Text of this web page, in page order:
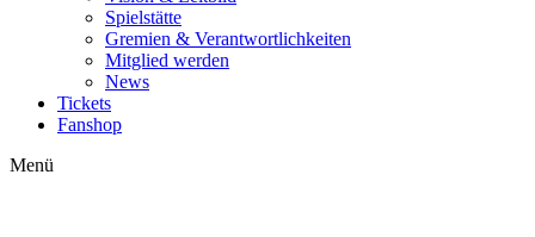
Spielstätte
Gremien & Verantwortlichkeiten
Mitglied werden
News
Tickets
Fanshop
Menü